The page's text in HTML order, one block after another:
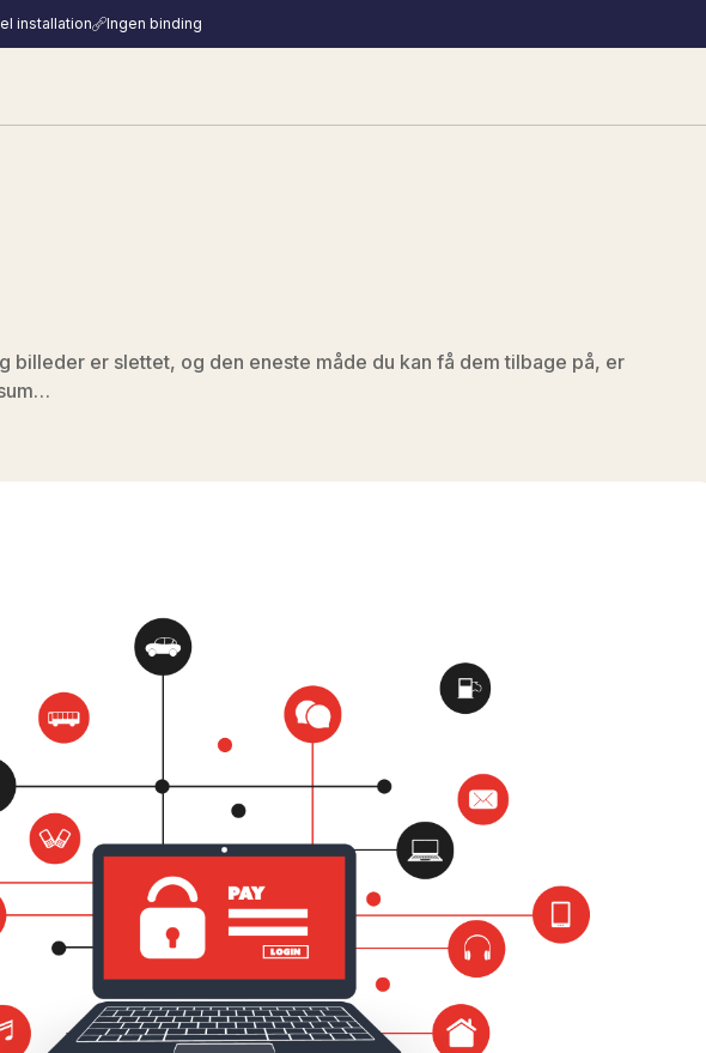
installation Ingen binding
billeder er slettet, og den eneste måde du kan få dem tilbage på, er